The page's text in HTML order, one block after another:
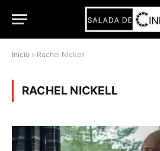
Início » Rachel Nickell
RACHEL NICKELL